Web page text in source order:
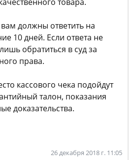
должны ответить на
10 дней. Если ответа не
обратиться в суд за
права.
кассового чека подойдут
талон, показания
доказательства.
26 декабря 2018 г. 11:05